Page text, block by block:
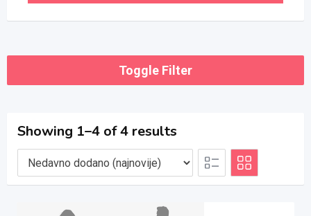
Toggle Filter
Showing 1–4 of 4 results